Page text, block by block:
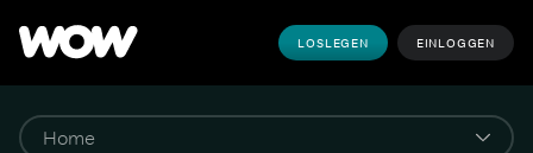
LOSLEGEN EINLOGGEN